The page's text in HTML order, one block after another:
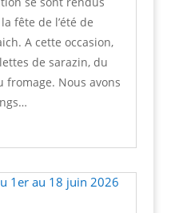
fête de l’été de
A cette occasion,
de sarazin, du
fromage. Nous avons